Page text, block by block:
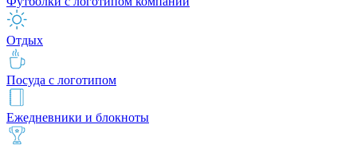
Отдых
Посуда с логотипом
Ежедневники и блокноты